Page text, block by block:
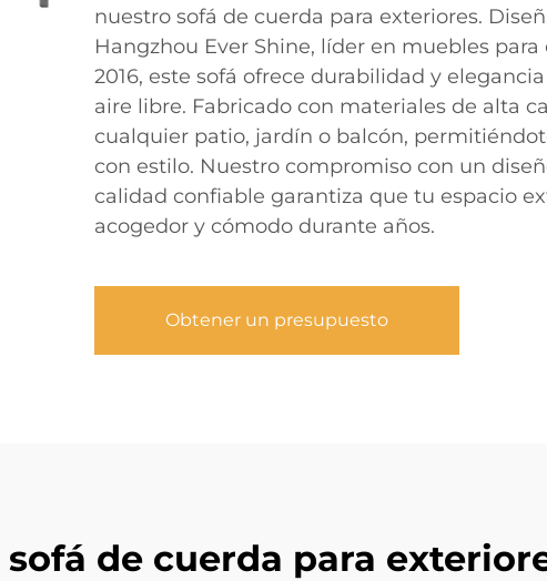
nuestro sofá de cuerda para exteriores.
Hangzhou Ever Shine, líder en muebles para
2016, este sofá ofrece durabilidad y
aire libre. Fabricado con materiales de alta
cualquier patio, jardín o balcón,
con estilo. Nuestro compromiso con un
calidad confiable garantiza que tu espacio
acogedor y cómodo durante años.
Obtener un presupuesto
de cuerda para